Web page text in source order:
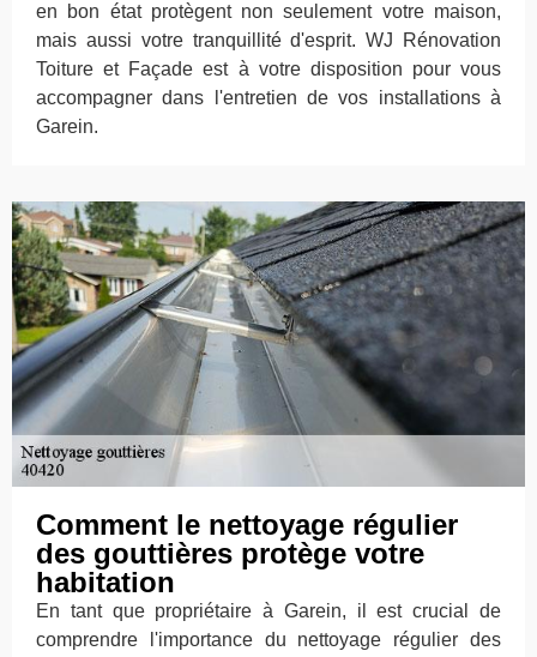
en bon état protègent non seulement votre maison,
mais aussi votre tranquillité d'esprit. WJ Rénovation
Toiture et Façade est à votre disposition pour vous
accompagner dans l'entretien de vos installations à
Garein.
Comment le nettoyage régulier
des gouttières protège votre
habitation
En tant que propriétaire à Garein, il est crucial de
comprendre l'importance du nettoyage régulier des